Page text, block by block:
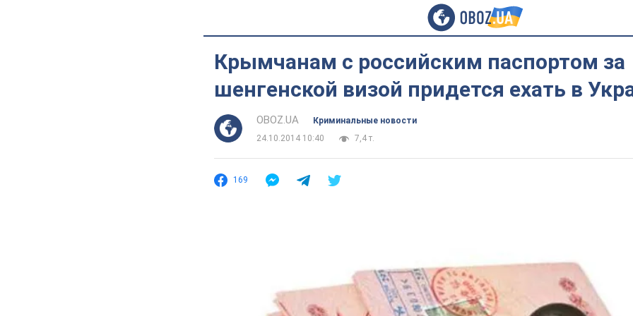
Крымчанам с российским паспортом за
шенгенской визой придется ехать в
OBOZ.UA
Криминальные новости
24.10.2014 10:40
7,4 т.
169